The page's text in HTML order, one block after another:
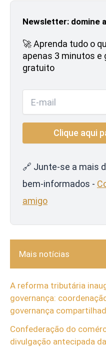
Newsletter: domine
🚀 Aprenda tudo o
apenas 3 minutos e
gratuito
🔗 Junte-se a mais
bem-informados -
amigo
Mais notícias
A reforma tributária
governança:
governança
Confederação do
divulgação antecipada